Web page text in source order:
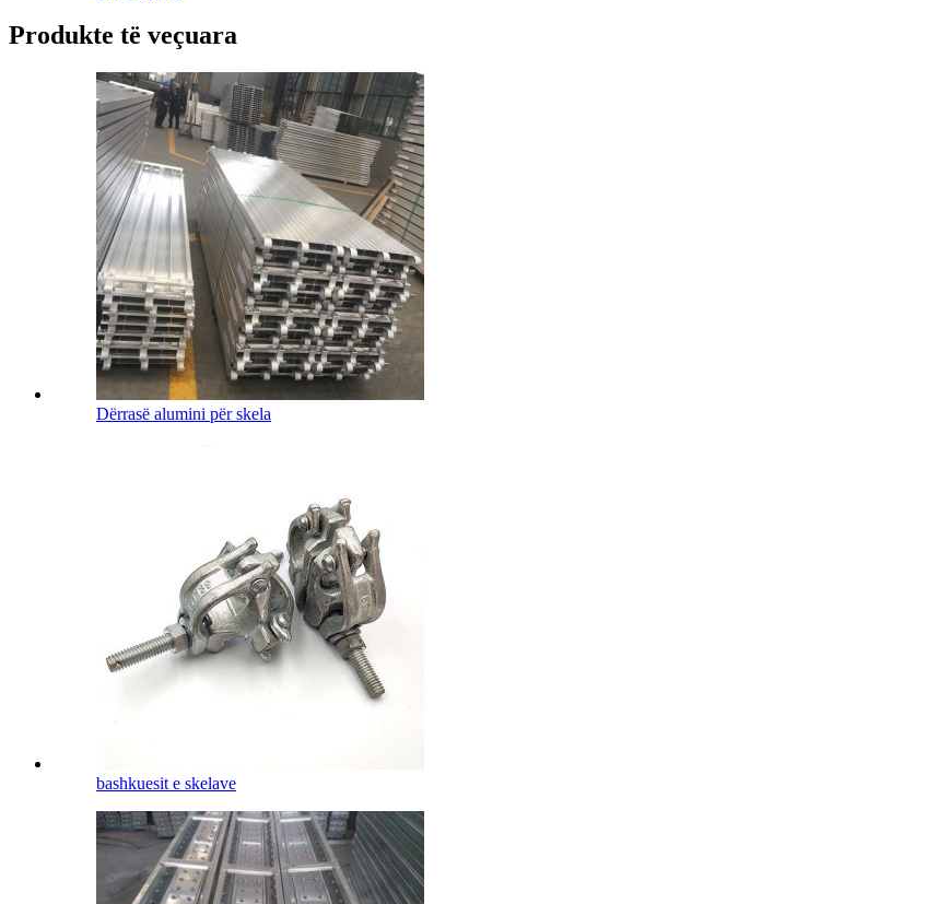
Produkte të veçuara
Dërrasë alumini për skela
bashkuesit e skelave